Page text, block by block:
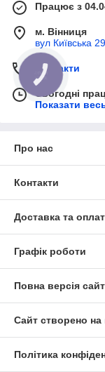
Працює з
м. Вінниця
вул Київська
Контакти
Сьогодні
Показати
Про нас
Контакти
Доставка та
Графік роботи
Повна версія
Сайт створено на
Політика
КНОПКА
ЗВ'ЯЗКУ